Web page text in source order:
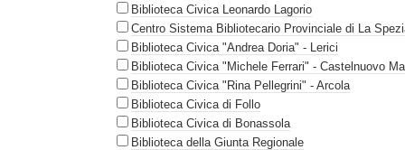
Biblioteca Civica Leonardo Lagorio
Centro Sistema Bibliotecario Provinciale di La
Biblioteca Civica "Andrea Doria" - Lerici
Biblioteca Civica "Michele Ferrari" - Castelnuovo
Biblioteca Civica "Rina Pellegrini" - Arcola
Biblioteca Civica di Follo
Biblioteca Civica di Bonassola
Biblioteca della Giunta Regionale